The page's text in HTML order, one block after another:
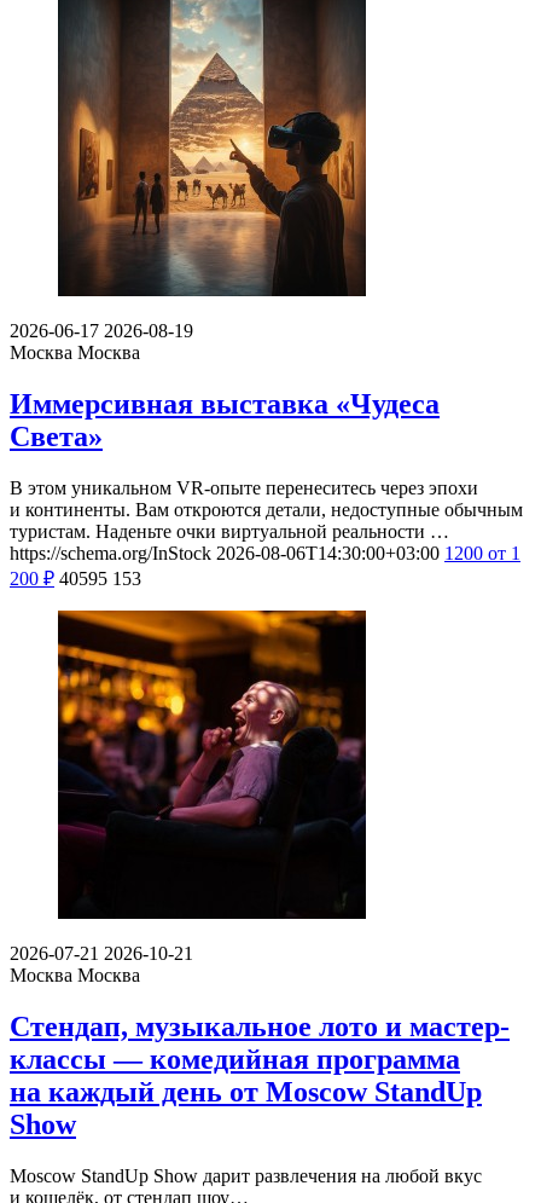
2026-06-17 2026-08-19
Москва Москва
Иммерсивная выставка «Чудеса
Света»
В этом уникальном VR-опыте перенеситесь через эпохи
и континенты. Вам откроются детали, недоступные обычным
туристам. Наденьте очки виртуальной реальности …
https://schema.org/InStock 2026-08-06T14:30:00+03:00 1200 от 1
200 ₽ 40595 153
2026-07-21 2026-10-21
Москва Москва
Стендап, музыкальное лото и мастер-
классы — комедийная программа
на каждый день от Moscow StandUp
Show
Moscow StandUp Show дарит развлечения на любой вкус
и кошелёк, от стендап шоу…